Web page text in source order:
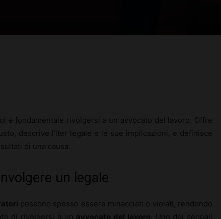
è fondamentale rivolgersi a un avvocato del lavoro. Offre
descrive l’iter legale e le sue implicazioni, e definisce
di una causa.
un legale
possono spesso essere minacciati o violati, rendendo
di rivolgersi a un avvocato del lavoro . Uno dei segnali